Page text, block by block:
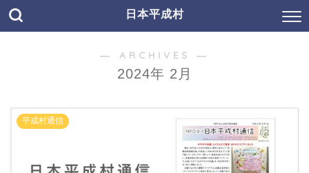
日本平成村
― ARCHIVES ―
2024年 2月
平成村通信